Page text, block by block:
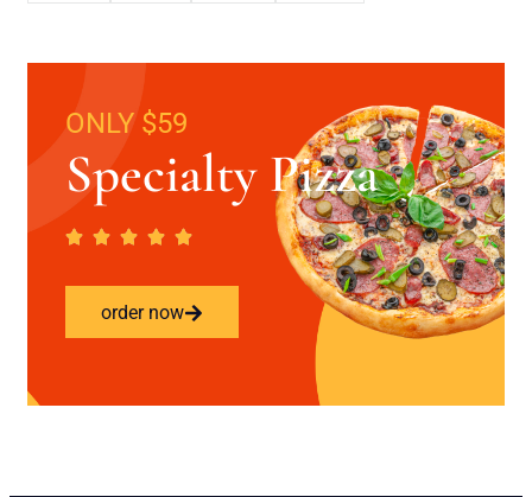
ONLY $59
Specialty Pizza
order now